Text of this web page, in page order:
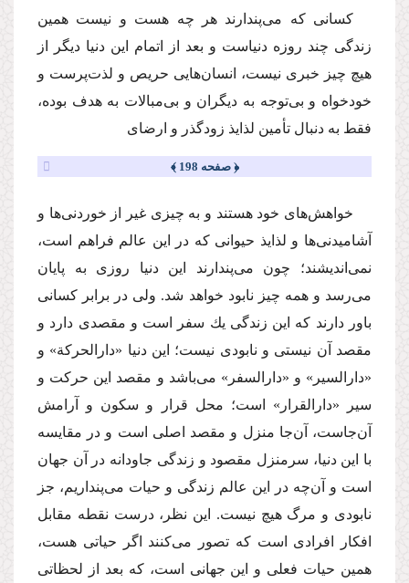
كسانى كه مى‌پندارند هر چه هست و نیست همین
زندگى چند روزه دنیاست و بعد از اتمام این دنیا دیگر از
هیچ چیز خبرى نیست، انسان‌هایى حریص و لذت‌پرست و
خودخواه و بى‌توجه به دیگران و بى‌مبالات به هدف بوده،
فقط به دنبال تأمین لذایذ زودگذر و ارضاى
﴿ صفحه 198 ﴾
خواهش‌هاى خود هستند و به چیزى غیر از خوردنى‌ها و
آشامیدنى‌ها و لذایذ حیوانى كه در این عالم فراهم است،
نمى‌اندیشند؛ چون مى‌پندارند این دنیا روزى به پایان
مى‌رسد و همه چیز نابود خواهد شد. ولى در برابر كسانى
باور دارند كه این زندگى یك سفر است و مقصدى دارد و
مقصد آن نیستى و نابودى نیست؛ این دنیا «دارالحركة» و
«دارالسیر» و «دارالسفر» مى‌باشد و مقصد این حركت و
سیر «دارالقرار» است؛ محل قرار و سكون و آرامش
آن‌جاست، آن‌جا منزل و مقصد اصلى است و در مقایسه
با این دنیا، سرمنزل مقصود و زندگى جاودانه در آن جهان
است و آن‌چه در این عالم زندگى و حیات مى‌پنداریم، جز
نابودى و مرگ هیچ نیست. این نظر، درست نقطه مقابل
افكار افرادى است كه تصور مى‌كنند اگر حیاتى هست،
همین حیات فعلى و این جهانى است، كه بعد از لحظاتى